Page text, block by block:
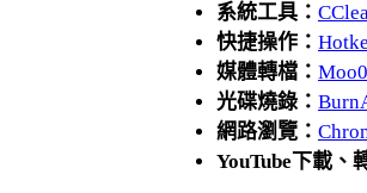
系統工具：
快捷操作：
媒體轉檔： Moo0
光碟燒錄：
網路瀏覽：
YouTube下載、